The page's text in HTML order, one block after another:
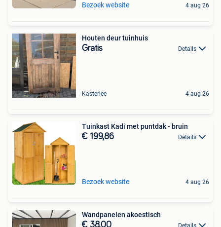
Bezoek website 4 aug 26
Houten deur tuinhuis
Gratis Details
Kasterlee 4 aug 26
Tuinkast Kadi met puntdak - bruin
€ 199,86 Details
Bezoek website 4 aug 26
Wandpanelen akoestisch
€ 38,00 Details